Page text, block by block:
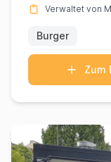
Verwaltet von
Burger
Zum